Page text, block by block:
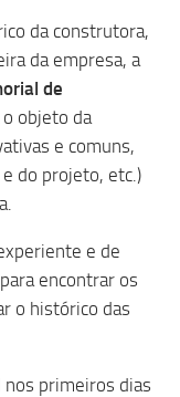
da construtora,
da empresa, a
de
objeto da
e comuns,
do projeto, etc.)
e de
encontrar os
o histórico das
primeiros dias